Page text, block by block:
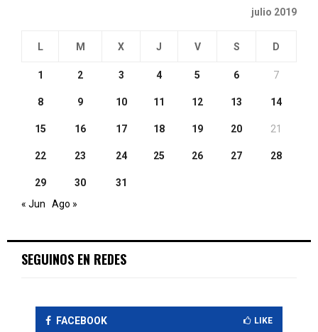
julio 2019
L M X J V S D
1 2 3 4 5 6 7
8 9 10 11 12 13 14
15 16 17 18 19 20 21
22 23 24 25 26 27 28
29 30
31
« Jun
Ago »
SEGUINOS EN REDES
FACEBOOK LIKE